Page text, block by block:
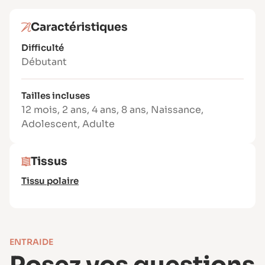
couleurs
Patron PDF format A4 (4 pages)
Patron PDF format A2
Les fichiers sont envoyés directement
dans votre boîte mail après l’achat.
En pratique
Temps de réalisation : environ 30
minutes
arrondis recommandée)
Une vidéo tutoriel est également
disponible pour vous guider pas à pas.
et à décliner pour toute la famille.
Caractéristiques
Difficulté
Débutant
Tailles incluses
12 mois, 2 ans, 4 ans, 8 ans, Naissance,
Adolescent, Adulte
Tissus
Tissu polaire
ENTRAIDE